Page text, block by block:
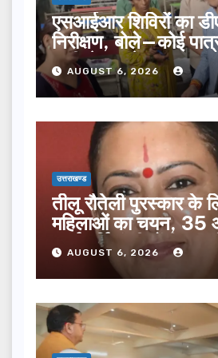
एसआईआर शिविरों का
निरीक्षण, बोले—कोई
सूची से न छूटे…
AUGUST 6, 2026
उत्तराखण्ड
तीलू रौतेली पुरस्कार के
महिलाओं का चयन, 35
कार्यकर्तियां भी होंगी
AUGUST 6, 2026